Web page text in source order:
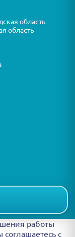
область
область
характер и
работы
соглашаетесь с